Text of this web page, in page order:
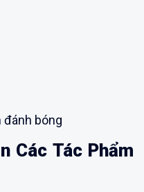
đánh bóng
Các Tác Phẩm